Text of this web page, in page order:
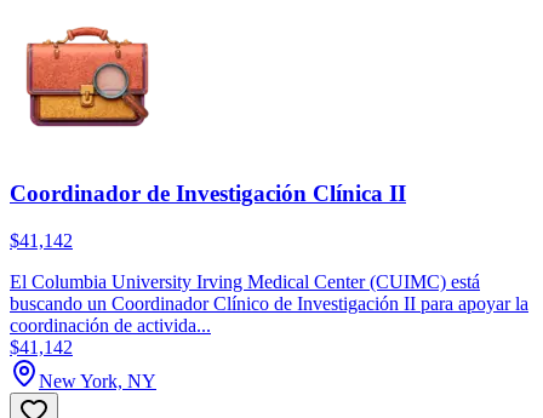
Coordinador de Investigación Clínica II
$41,142
El Columbia University Irving Medical Center (CUIMC) está
buscando un Coordinador Clínico de Investigación II para apoyar la
coordinación de activida...
$41,142
New York, NY